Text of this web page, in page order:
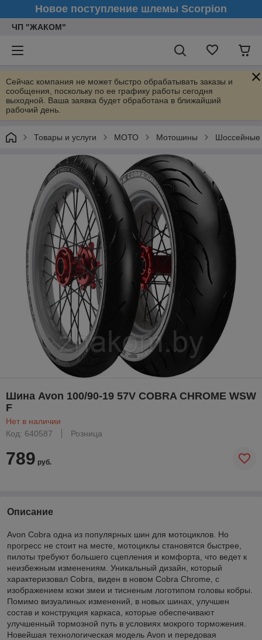
Новое поступление шлемы Scorpion
ЧП "ЖАКОМ"
Сейчас компания не может быстро обрабатывать заказы и
сообщения, поскольку по ее графику работы сегодня
выходной. Ваша заявка будет обработана в ближайший
рабочий день.
Товары и услуги МОТО Мотошины Шоссейные
Шина Avon 100/90-19 57V COBRA CHROME WSW
F
Нет в наличии
Код: 640587
Розница
789 руб.
Описание
Avon Cobra одна из популярных шин для мотоциклов. Но
прогресс не стоит на месте, мотоциклы становятся быстрее,
пилоты требуют большего сцепления и комфорта, что ведет к
неизбежным изменениям. Уникальный дизайн, который
характеризовал Cobra, виден в новом Cobra Chrome, с
изображением кожи змеи и тисненым логотипом головы кобры.
Помимо визуалиных изменений, в новых шинах, улучшен
состав и конструкция каркаса, которые обеспечивают
улучшенный тормозной путь в условиях мокрого торможения.
Новейшая технологическая модель Avon и передовая